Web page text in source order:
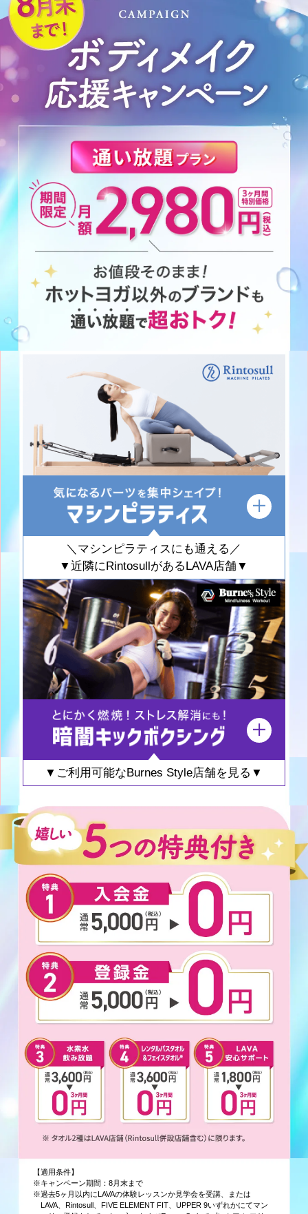
＼マシンピラティスにも通える／
▼近隣にRintosullがあるLAVA店舗▼
▼ご利用可能なBurnes Style店舗を見る▼
【適用条件】
※キャンペーン期間：8月末まで
※過去5ヶ月以内にLAVAの体験レッスンか見学会を受講、または
LAVA、Rintosull、FIVE ELEMENT FIT、UPPER 9いずれかにてマン